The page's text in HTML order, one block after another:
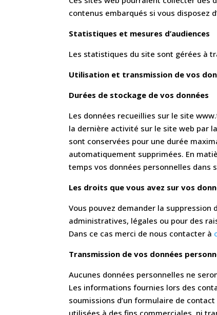
contenus embarqués si vous disposez
Statistiques et mesures d’audiences
Les statistiques du site sont gérées à
Utilisation et transmission de vos
Durées de stockage de vos données
Les données recueillies sur le site
la dernière activité sur le site web par
sont conservées pour une durée
automatiquement supprimées. En
temps vos données personnelles
Les droits que vous avez sur vos
Vous pouvez demander la suppression
administratives, légales ou pour des
Dans ce cas merci de nous contacter à
Transmission de vos données
Aucunes données personnelles ne
Les informations fournies lors des
soumissions d’un formulaire de